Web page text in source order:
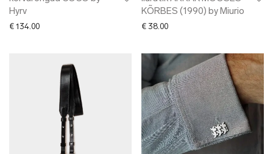
Hyrv
€ 134.00
KÕRBES (1990) by Miurio
€ 38.00